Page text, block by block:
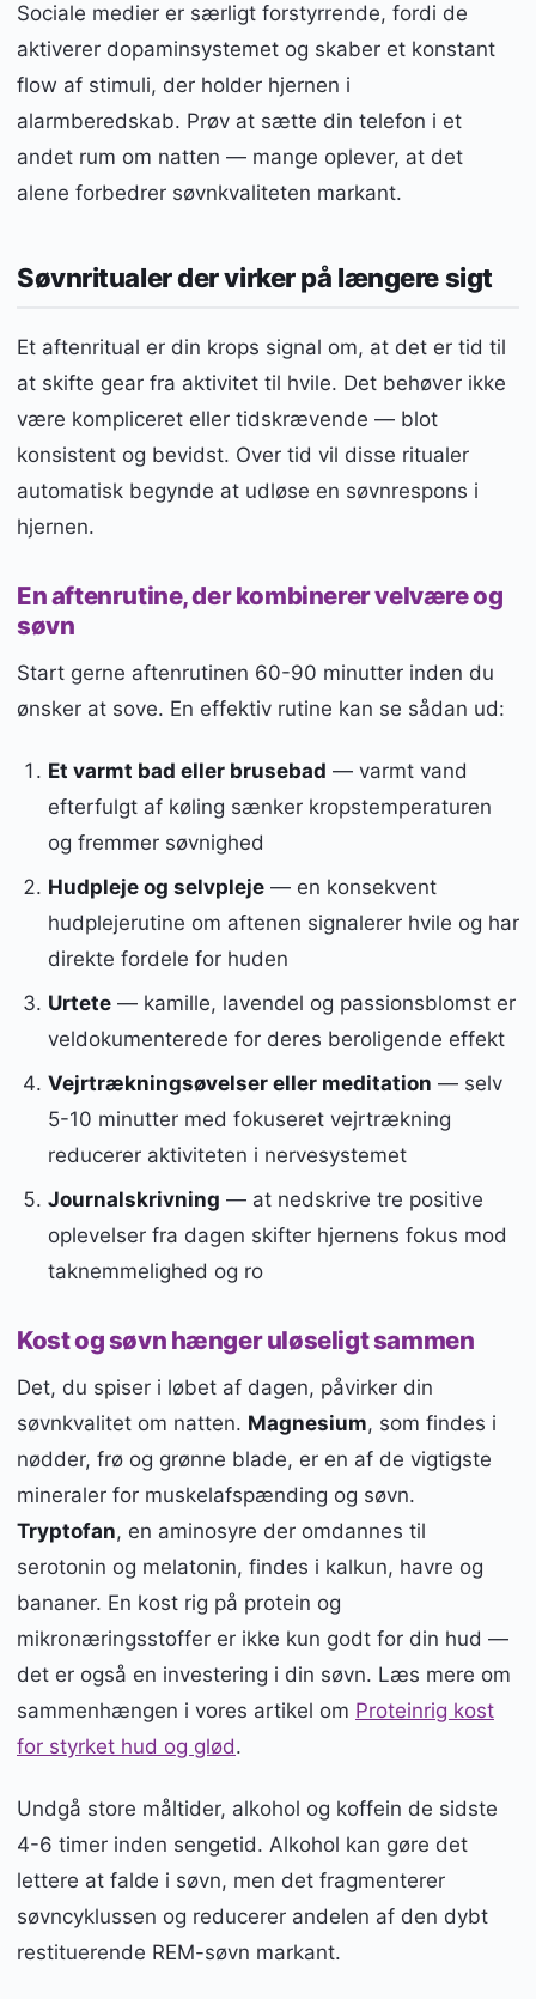
Sociale medier er særligt forstyrrende, fordi de
aktiverer dopaminsystemet og skaber et konstant
flow af stimuli, der holder hjernen i
alarmberedskab. Prøv at sætte din telefon i et
andet rum om natten — mange oplever, at det
alene forbedrer søvnkvaliteten markant.
Søvnritualer der virker på længere sigt
Et aftenritual er din krops signal om, at det er tid til
at skifte gear fra aktivitet til hvile. Det behøver ikke
være kompliceret eller tidskrævende — blot
konsistent og bevidst. Over tid vil disse ritualer
automatisk begynde at udløse en søvnrespons i
hjernen.
En aftenrutine, der kombinerer velvære og
søvn
Start gerne aftenrutinen 60-90 minutter inden du
ønsker at sove. En effektiv rutine kan se sådan ud:
Et varmt bad eller brusebad — varmt vand
efterfulgt af køling sænker kropstemperaturen
og fremmer søvnighed
Hudpleje og selvpleje— en konsekvent
hudplejerutine om aftenen signalerer hvile og har
direkte fordele for huden
Urtete— kamille, lavendel og passionsblomst er
veldokumenterede for deres beroligende effekt
Vejrtrækningsøvelser eller meditation — selv
5-10 minutter med fokuseret vejrtrækning
reducerer aktiviteten i nervesystemet
Journalskrivning — at nedskrive tre positive
oplevelser fra dagen skifter hjernens fokus mod
taknemmelighed og ro
Kost og søvn hænger uløseligt sammen
Det, du spiser i løbet af dagen, påvirker din
søvnkvalitet om natten. Magnesium, som findes i
nødder, frø og grønne blade, er en af de vigtigste
mineraler for muskelafspænding og søvn.
Tryptofan, en aminosyre der omdannes til
serotonin og melatonin, findes i kalkun, havre og
bananer. En kost rig på protein og
mikronæringsstoffer er ikke kun godt for din hud —
det er også en investering i din søvn. Læs mere om
sammenhængen i vores artikel om Proteinrig kost
for styrket hud og glød.
Undgå store måltider, alkohol og koffein de sidste
4-6 timer inden sengetid. Alkohol kan gøre det
lettere at falde i søvn, men det fragmenterer
søvncyklussen og reducerer andelen af den dybt
restituerende REM-søvn markant.